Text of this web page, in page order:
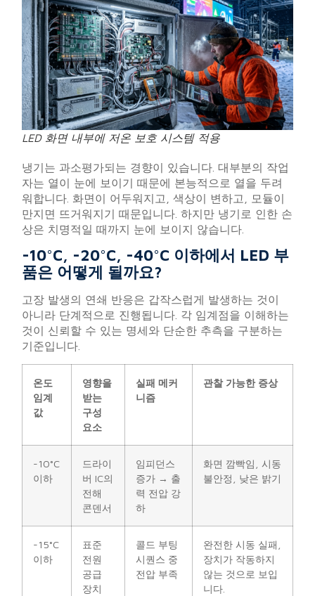
LED 화면 내부에 저온 보호 시스템 적용
냉기는 과소평가되는 경향이 있습니다. 대부분의 작업
자는 열이 눈에 보이기 때문에 본능적으로 열을 두려
워합니다. 화면이 어두워지고, 색상이 변하고, 모듈이
만지면 뜨거워지기 때문입니다. 하지만 냉기로 인한 손
상은 치명적일 때까지 눈에 보이지 않습니다.
-10°C, -20°C, -40°C 이하에서 LED 부
품은 어떻게 될까요?
고장 발생의 연쇄 반응은 갑작스럽게 발생하는 것이
아니라 단계적으로 진행됩니다. 각 임계점을 이해하는
것이 신뢰할 수 있는 명세와 단순한 추측을 구분하는
기준입니다.
온도
임계
값
영향을
받는
구성
요소
실패 메커
니즘
관찰 가능한 증상
-10°C
이하
드라이
버 IC의
전해
콘덴서
임피던스
증가 → 출
력 전압 강
하
화면 깜빡임, 시동
불안정, 낮은 밝기
-15°C
이하
표준
전원
공급
장치
콜드 부팅
시퀀스 중
전압 부족
완전한 시동 실패,
장치가 작동하지
않는 것으로 보입
니다.